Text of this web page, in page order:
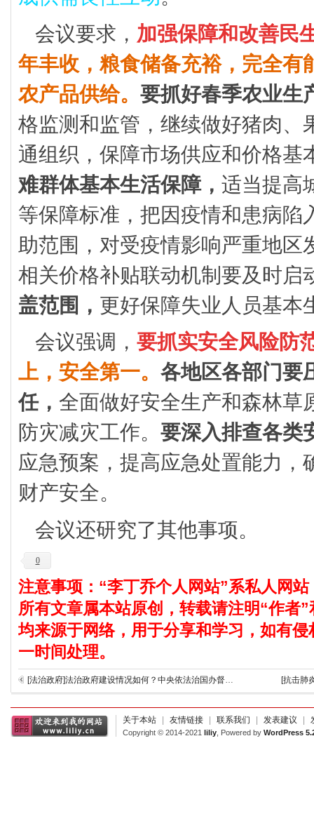
会议要求， 加强保障和改善民
年丰收，粮食储备充裕，完全有
农产品供给。 要抓好春季农业生
格监测和监管，继续做好猪肉、
通组织，保障市场供应和价格基
难群体基本生活保障， 适当提高
等保障标准，把因疫情和患病陷
助范围，对受疫情影响严重地区
相关价格补贴联动机制要及时启
盖范围， 更好保障失业人员基本
会议强调， 要抓实安全风险防
上，安全第一。 各地区各部门要
任， 全面做好安全生产和森林草
防灾减灾工作。 要深入排查各类
应急预案，提高应急处置能力，
财产安全。
会议还研究了其他事项。
0
注意事项：“李丁乔个人网站”系私人网
所有文章属本站原创，转载请注明“作者
均来源于网络，用于分享和学习，如有
一时间处理。
[抗击肺
关于本站 | 友情链接 | 联系我们 | 发表建议 |
Copyright © 2014-2021 liliy , Powered by WordPress